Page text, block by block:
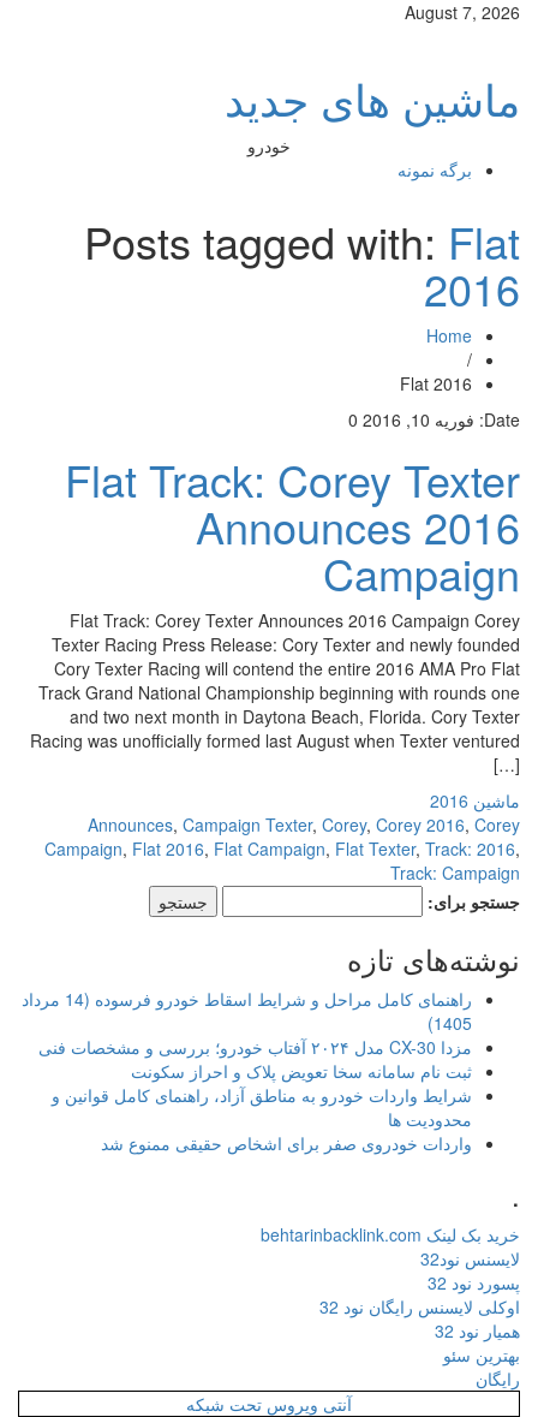
August 7, 2026
ماشین های جدید
خودرو
برگه نمونه
Posts tagged with:Flat
2016
Home
/
Flat 2016
Date: فوریه 10, 2016 0
Flat Track: Corey Texter
Announces 2016
Campaign
Flat Track: Corey Texter Announces 2016 Campaign Corey
Texter Racing Press Release: Cory Texter and newly founded
Cory Texter Racing will contend the entire 2016 AMA Pro Flat
Track Grand National Championship beginning with rounds one
and two next month in Daytona Beach, Florida. Cory Texter
Racing was unofficially formed last August when Texter ventured
[…]
ماشین 2016
Announces,Campaign Texter,Corey,Corey 2016,Corey
Campaign,Flat 2016,Flat Campaign,Flat Texter,Track: 2016
Track: Campaign
جستجو برای:
نوشته‌های تازه
راهنمای کامل مراحل و شرایط اسقاط خودرو فرسوده (14 مرداد
1405)
مزدا CX-30 مدل ۲۰۲۴ آفتاب خودرو؛ بررسی و مشخصات فنی
ثبت نام سامانه سخا تعویض پلاک و احراز سکونت
شرایط واردات خودرو به مناطق آزاد، راهنمای کامل قوانین و
محدودیت ها
واردات خودروی صفر برای اشخاص حقیقی ممنوع شد
خرید بک لینک behtarinbacklink.com
لایسنس نود32
پسورد نود 32
اوکلی لایسنس رایگان نود 32
همیار نود 32
بهترین سئو
رایگان
آنتی ویروس تحت شبکه